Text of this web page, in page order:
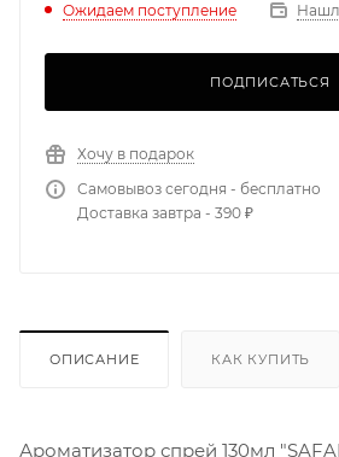
Ожидаем поступление
ПОДПИСАТЬСЯ
Хочу в подарок
Самовывоз сегодня - бесплатно
Доставка завтра - 390 ₽
ОПИСАНИЕ КАК КУПИТЬ
Ароматизатор спрей 130мл